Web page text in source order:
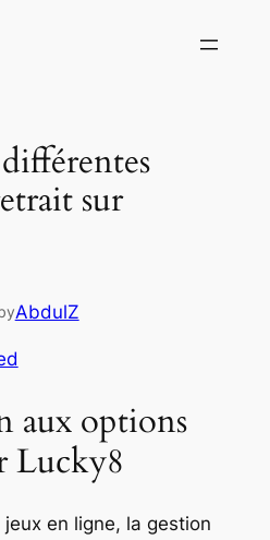
sur
AbdulZ
aux options
Lucky8
en ligne, la gestion